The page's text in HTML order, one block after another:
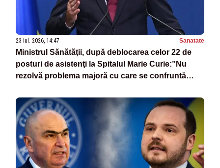
23 iul. 2026, 14:47 Sanatate
Ministrul Sănătăţii, după deblocarea celor 22 de
posturi de asistenţi la Spitalul Marie Curie:”Nu
rezolvă problema majoră cu care se confruntă